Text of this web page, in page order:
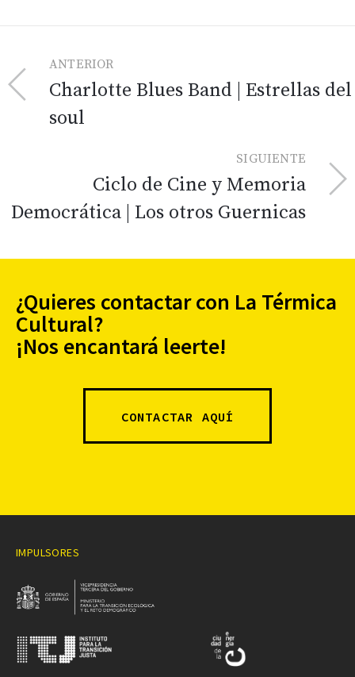
ANTERIOR
Charlotte Blues Band | Estrellas del
soul
SIGUIENTE
Ciclo de Cine y Memoria
Democrática | Los otros Guernicas
¿Quieres contactar con La Térmica
Cultural?
¡Nos encantará leerte!
CONTACTAR AQUÍ
IMPULSORES